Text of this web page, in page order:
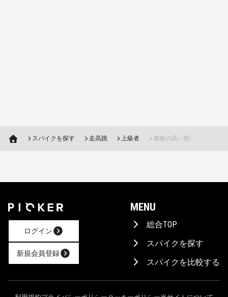
AIに相談！
スパイクを探す 走高跳 上級者 価格の高い順
ログイン
新規会員登録
MENU
総合TOP
スパイクを探す
スパイクを比較する